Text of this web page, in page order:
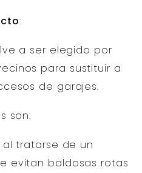
:
a ser elegido por
para sustituir a
de garajes.
son:
al tratarse de un
evitan baldosas rotas